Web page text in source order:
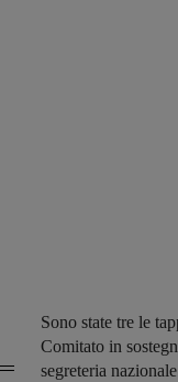
Sono state tre le
Comitato in
segreteria